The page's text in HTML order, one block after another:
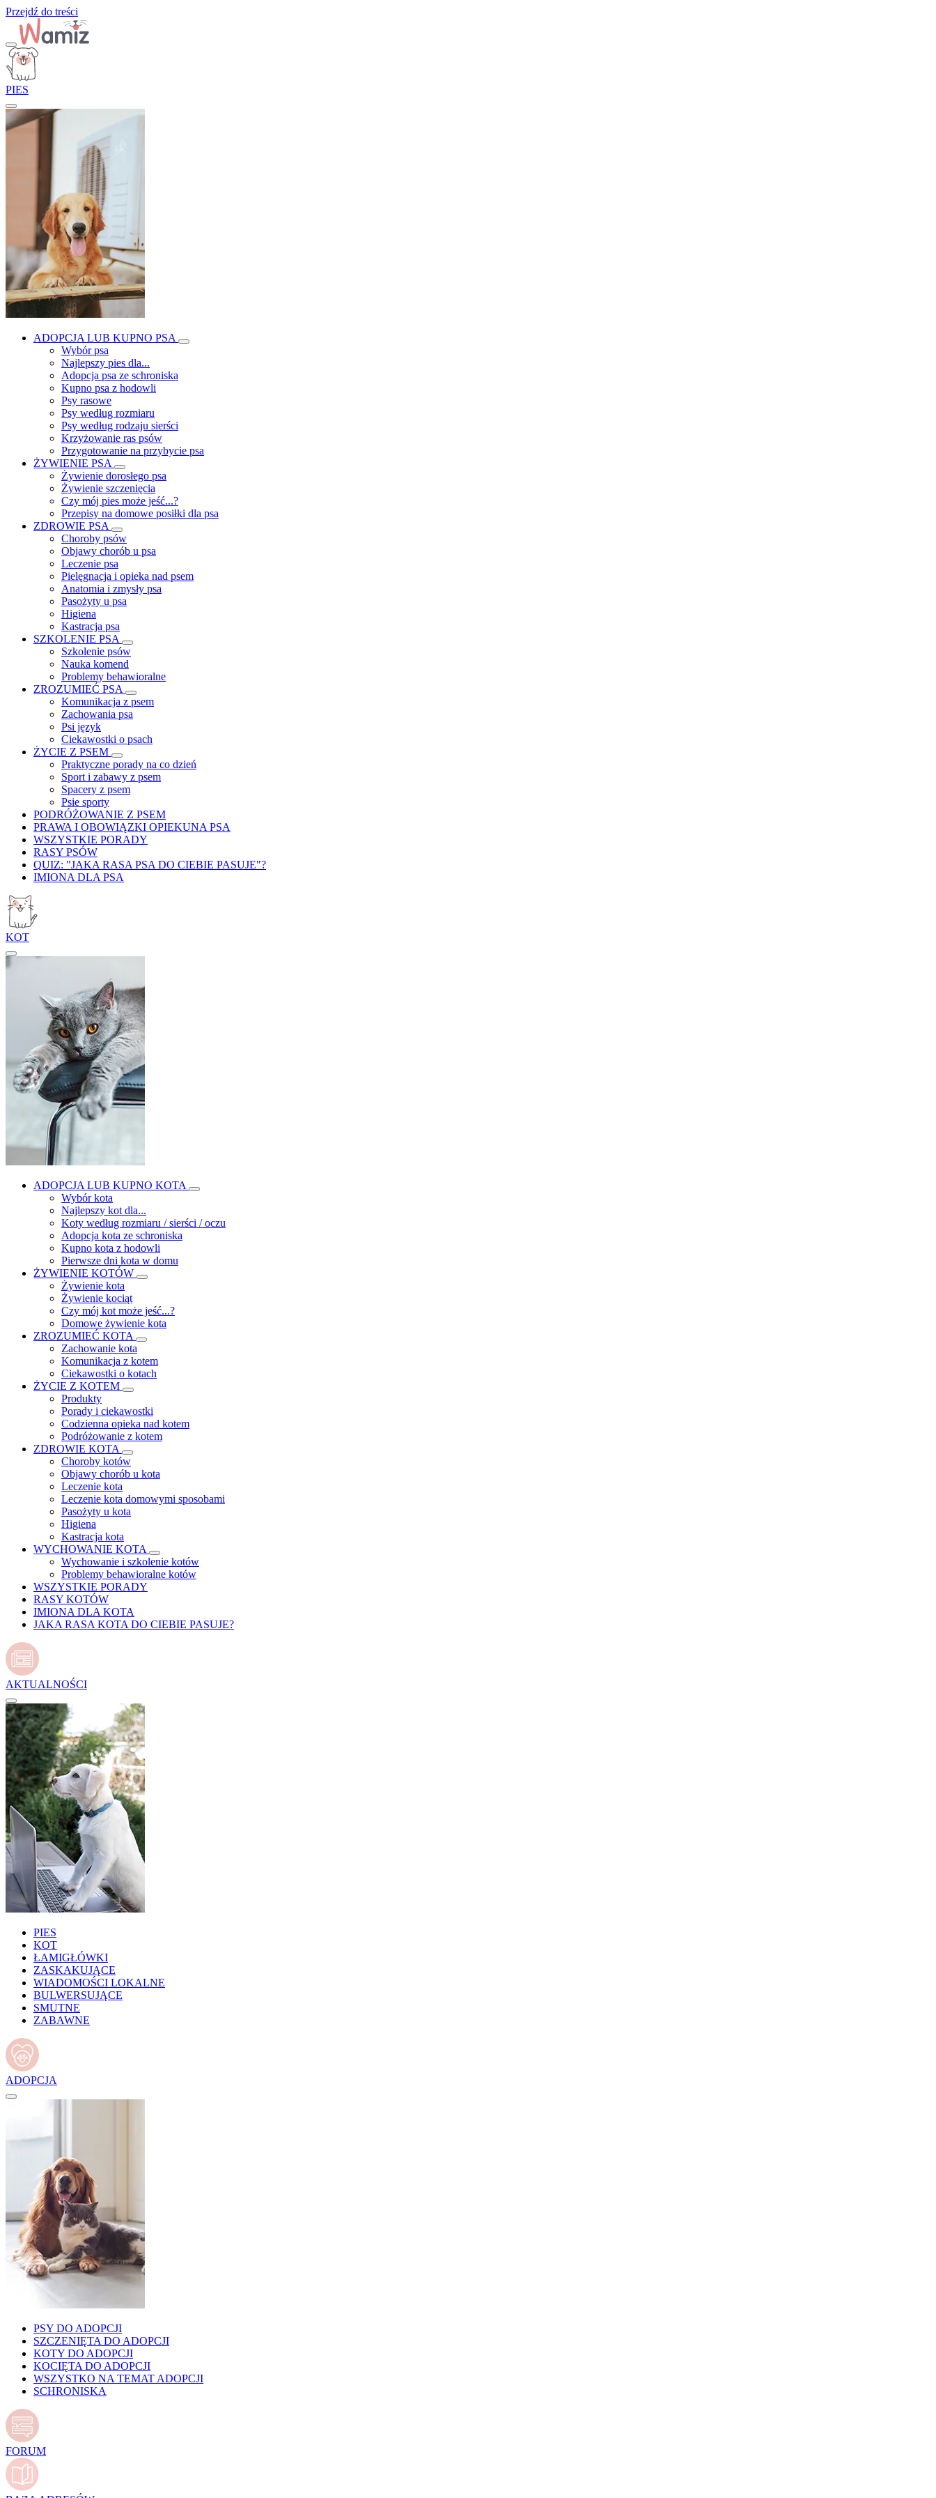
Przejdź do treści
PIES
ADOPCJA LUB KUPNO PSA
Wybór psa
Najlepszy pies dla...
Adopcja psa ze schroniska
Kupno psa z hodowli
Psy rasowe
Psy według rozmiaru
Psy według rodzaju sierści
Krzyżowanie ras psów
Przygotowanie na przybycie psa
ŻYWIENIE PSA
Żywienie dorosłego psa
Żywienie szczenięcia
Czy mój pies może jeść...?
Przepisy na domowe posiłki dla psa
ZDROWIE PSA
Choroby psów
Objawy chorób u psa
Leczenie psa
Pielęgnacja i opieka nad psem
Anatomia i zmysły psa
Pasożyty u psa
Higiena
Kastracja psa
SZKOLENIE PSA
Szkolenie psów
Nauka komend
Problemy behawioralne
ZROZUMIEĆ PSA
Komunikacja z psem
Zachowania psa
Psi język
Ciekawostki o psach
ŻYCIE Z PSEM
Praktyczne porady na co dzień
Sport i zabawy z psem
Spacery z psem
Psie sporty
PODRÓŻOWANIE Z PSEM
PRAWA I OBOWIĄZKI OPIEKUNA PSA
WSZYSTKIE PORADY
RASY PSÓW
QUIZ: "JAKA RASA PSA DO CIEBIE PASUJE"?
IMIONA DLA PSA
KOT
ADOPCJA LUB KUPNO KOTA
Wybór kota
Najlepszy kot dla...
Koty według rozmiaru / sierści / oczu
Adopcja kota ze schroniska
Kupno kota z hodowli
Pierwsze dni kota w domu
ŻYWIENIE KOTÓW
Żywienie kota
Żywienie kociąt
Czy mój kot może jeść...?
Domowe żywienie kota
ZROZUMIEĆ KOTA
Zachowanie kota
Komunikacja z kotem
Ciekawostki o kotach
ŻYCIE Z KOTEM
Produkty
Porady i ciekawostki
Codzienna opieka nad kotem
Podróżowanie z kotem
ZDROWIE KOTA
Choroby kotów
Objawy chorób u kota
Leczenie kota
Leczenie kota domowymi sposobami
Pasożyty u kota
Higiena
Kastracja kota
WYCHOWANIE KOTA
Wychowanie i szkolenie kotów
Problemy behawioralne kotów
WSZYSTKIE PORADY
RASY KOTÓW
IMIONA DLA KOTA
JAKA RASA KOTA DO CIEBIE PASUJE?
AKTUALNOŚCI
PIES
KOT
ŁAMIGŁÓWKI
ZASKAKUJĄCE
WIADOMOŚCI LOKALNE
BULWERSUJĄCE
SMUTNE
ZABAWNE
ADOPCJA
PSY DO ADOPCJI
SZCZENIĘTA DO ADOPCJI
KOTY DO ADOPCJI
KOCIĘTA DO ADOPCJI
WSZYSTKO NA TEMAT ADOPCJI
SCHRONISKA
FORUM